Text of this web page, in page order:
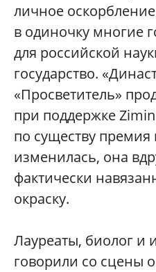
личное
в одиночку многие
для российской
государство.
«Просветитель»
при поддержке
по существу премия
изменилась, она
фактически
окраску.
Лауреаты, биолог и
говорили со сцены